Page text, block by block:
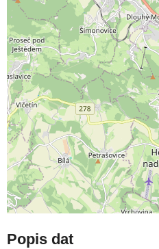
Popis dat